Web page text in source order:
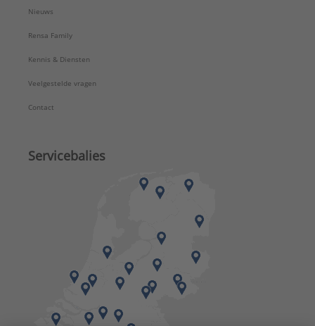
Nieuws
Rensa Family
Kennis & Diensten
Veelgestelde vragen
Contact
Servicebalies